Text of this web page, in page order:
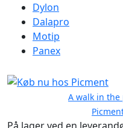
Dylon
Dalapro
Motip
Panex
A walk in the